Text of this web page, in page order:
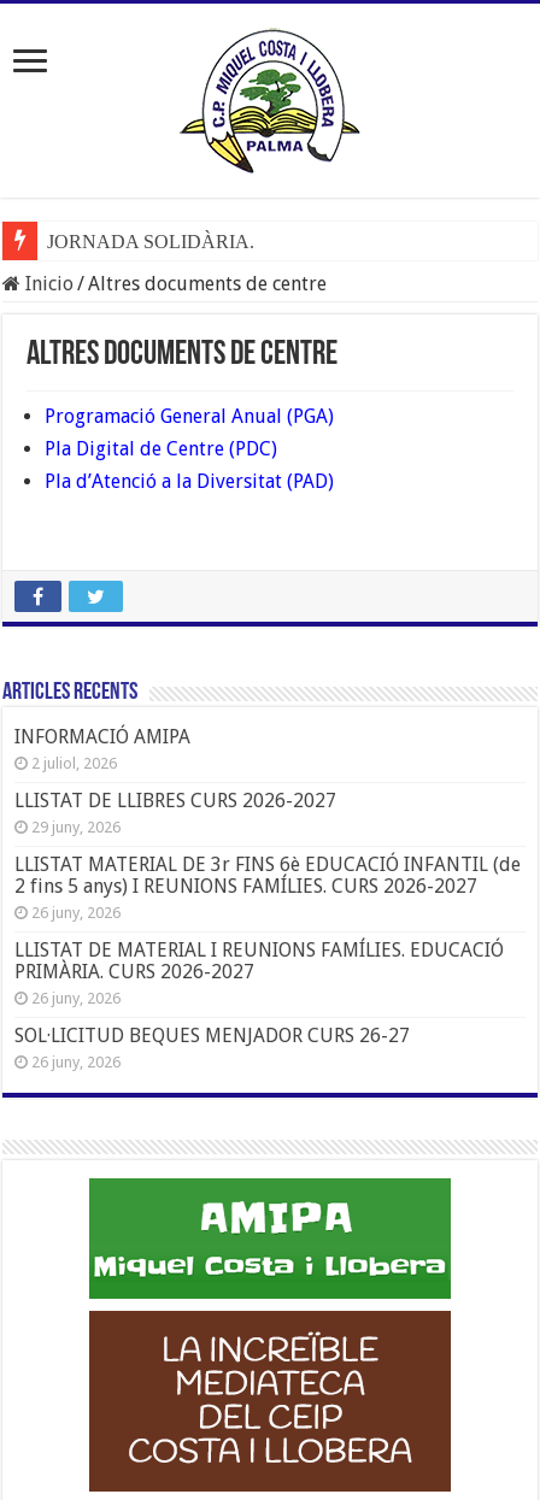
JORNADA SOLIDÀRIA.
Inicio /Altres documents de centre
Altres documents de centre
Programació General Anual (PGA)
Pla Digital de Centre (PDC)
Pla d’Atenció a la Diversitat (PAD)
Articles Recents
INFORMACIÓ AMIPA
2 juliol, 2026
LLISTAT DE LLIBRES CURS 2026-2027
29 juny, 2026
LLISTAT MATERIAL DE 3r FINS 6è EDUCACIÓ INFANTIL (de
2 fins 5 anys) I REUNIONS FAMÍLIES. CURS 2026-2027
26 juny, 2026
LLISTAT DE MATERIAL I REUNIONS FAMÍLIES. EDUCACIÓ
PRIMÀRIA. CURS 2026-2027
26 juny, 2026
SOL·LICITUD BEQUES MENJADOR CURS 26-27
26 juny, 2026